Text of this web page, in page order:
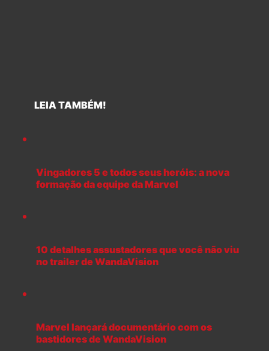
LEIA TAMBÉM!
Vingadores 5 e todos seus heróis: a nova
formação da equipe da Marvel
10 detalhes assustadores que você não viu
no trailer de WandaVision
Marvel lançará documentário com os
bastidores de WandaVision